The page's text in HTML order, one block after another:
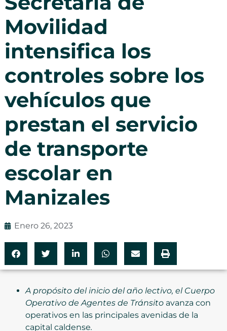
Movilidad
intensifica los
controles sobre los
vehículos que
prestan el servicio
de transporte
escolar en
Manizales
Enero 26, 2023
A propósito del inicio del año lectivo, el Cuerpo
Operativo de Agentes de Tránsito avanza con
operativos en las principales avenidas de la
capital caldense.